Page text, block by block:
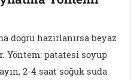
doğru hazırlanırsa beyaz
patatesi soyup
2-4 saat soğuk suda